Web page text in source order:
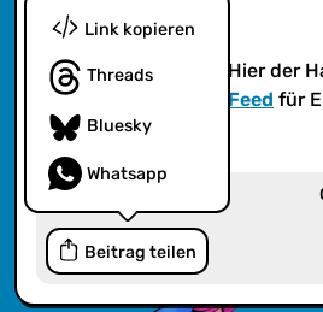
Kommentare!
(iTunes?Ja! iTunes ! Hier der
Feed
zum AAC-Feed für
Link kopieren
Threads
Bluesky
Whatsapp
Beitrag teilen